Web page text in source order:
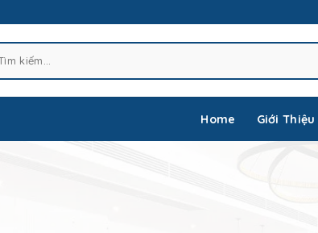
Home Giới Thiệu